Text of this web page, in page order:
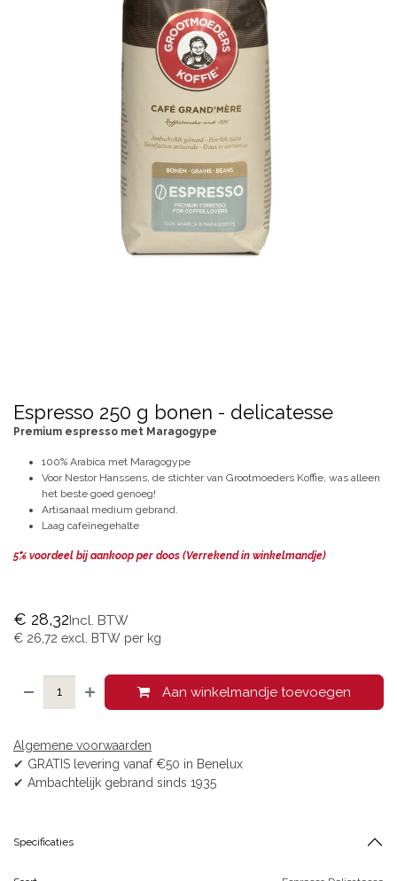
Espresso 250 g bonen - delicatesse
Premium espresso met Maragogype
100% Arabica met Maragogype
Voor Nestor Hanssens, de stichter van Grootmoeders Koffie, was alleen
het beste goed genoeg!
Artisanaal medium gebrand.
Laag cafeïnegehalte
5% voordeel bij aankoop per doos (Verrekend in winkelmandje)
€ 28,32Incl. BTW
€ 26,72 excl. BTW per kg
Aan winkelmandje toevoegen
Algemene voorwaarden
✔ GRATIS levering vanaf €50 in Benelux
✔ Ambachtelijk gebrand sinds 1935
Specificaties